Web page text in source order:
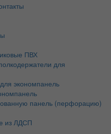
ПВХ
для
экономпанель
панель (перфорацию)
из ЛДСП